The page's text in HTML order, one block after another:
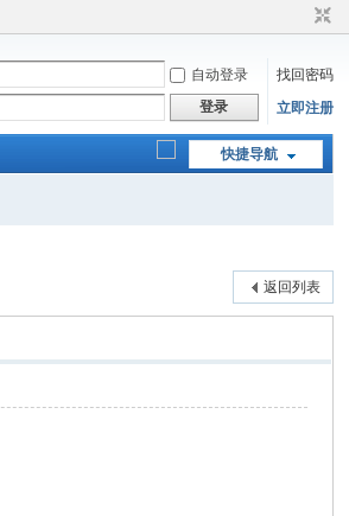
自动登录
找回密码
登录 立即注册
快捷导航
返回列表